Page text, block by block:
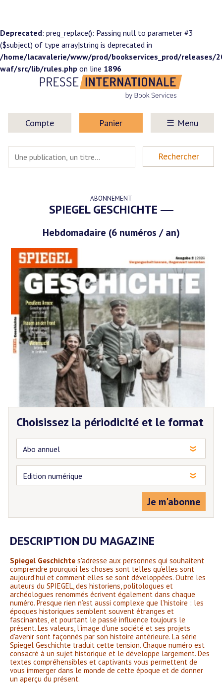
Deprecated: preg_replace(): Passing null to parameter #3
($subject) of type array|string is deprecated in
/home/lacavalerie/www/prod/bookservices_prod/
waf/src/lib/rules.php on line 1896
Compte Panier Menu
ABONNEMENT
SPIEGEL GESCHICHTE
Hebdomadaire (6 numéros / an)
Choisissez la périodicité et le format
Je m'abonne
DESCRIPTION DU MAGAZINE
Spiegel Geschichte s'adresse aux personnes qui souhaitent
comprendre pourquoi les choses sont telles qu'elles sont
aujourd'hui et comment elles se sont développées. Outre les
auteurs du SPIEGEL, des historiens, politologues et
archéologues renommés écrivent également dans chaque
numéro. Presque rien n’est aussi complexe que l’histoire : les
époques historiques semblent souvent étranges et
fascinantes, et pourtant le passé influence toujours le
présent. Les valeurs, l'image d'une société et ses projets
d'avenir sont façonnés par son histoire antérieure. La série
Spiegel Geschichte traduit cette tension. Chaque numéro est
consacré à un sujet historique et le développe largement. Des
textes compréhensibles et captivants vous permettent de
vous immerger dans le monde de cette époque et de donner
un aperçu du présent.